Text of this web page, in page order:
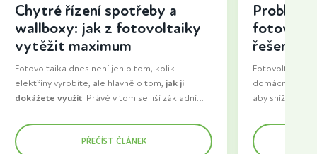
Chytré řízení spotřeby a
wallboxy: jak z fotovoltaiky
vytěžit maximum
Fotovoltaika dnes není jen o tom, kolik
elektřiny vyrobíte, ale hlavně o tom, jak ji
dokážete využít. Právě v tom se liší základní
smysl. Do popředí se proto dostává chytré
řízení spotřeby a wallboxy pro nabíjení
Zatímco dříve šla velká část vyrobené energie
do sítě, dnes se domácnosti snaží spotřebovat
PŘEČÍST ČLÁNEK
řešení a
Fotovoltaika
domácností i
aby snížily
zásadní krok
překážka –